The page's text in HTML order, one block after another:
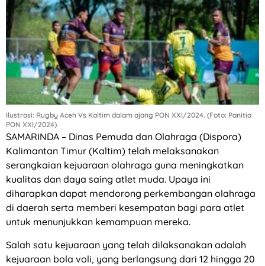
Ilustrasi: Rugby Aceh Vs Kaltim dalam ajang PON XXI/2024. (Foto: Panitia
PON XXI/2024)
SAMARINDA – Dinas Pemuda dan Olahraga (Dispora)
Kalimantan Timur (Kaltim) telah melaksanakan
serangkaian kejuaraan olahraga guna meningkatkan
kualitas dan daya saing atlet muda. Upaya ini
diharapkan dapat mendorong perkembangan olahraga
di daerah serta memberi kesempatan bagi para atlet
untuk menunjukkan kemampuan mereka.
Salah satu kejuaraan yang telah dilaksanakan adalah
kejuaraan bola voli, yang berlangsung dari 12 hingga 20